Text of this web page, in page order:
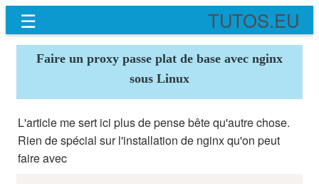
☰ TUTOS.EU
Faire un proxy passe plat de base avec nginx
sous Linux
L'article me sert ici plus de pense bête qu'autre chose.
Rien de spécial sur l'installation de nginx qu'on peut
faire avec